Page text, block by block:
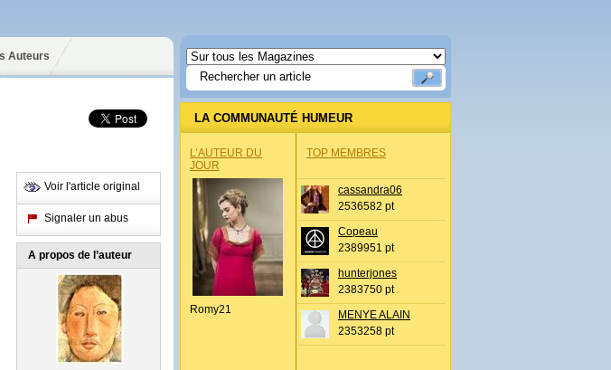
Auteurs
Voir l'article original
Signaler un abus
A propos de l’auteur
LA COMMUNAUTÉ HUMEUR
L’AUTEUR DU
JOUR
Romy21
TOP MEMBRES
cassandra06
2536582 pt
Copeau
2389951 pt
hunterjones
2383750 pt
MENYE ALAIN
2353258 pt